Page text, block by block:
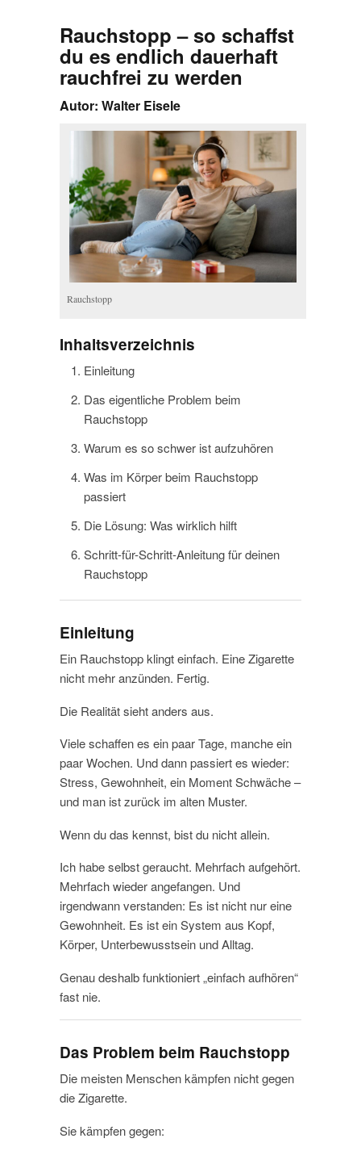
Rauchstopp – so schaffst
du es endlich dauerhaft
rauchfrei zu werden
Autor: Walter Eisele
Rauchstopp
Inhaltsverzeichnis
Einleitung
Das eigentliche Problem beim
Rauchstopp
Warum es so schwer ist aufzuhören
Was im Körper beim Rauchstopp
passiert
Die Lösung: Was wirklich hilft
Schritt-für-Schritt-Anleitung für deinen
Rauchstopp
Einleitung
Ein Rauchstopp klingt einfach. Eine Zigarette
nicht mehr anzünden. Fertig.
Die Realität sieht anders aus.
Viele schaffen es ein paar Tage, manche ein
paar Wochen. Und dann passiert es wieder:
Stress, Gewohnheit, ein Moment Schwäche –
und man ist zurück im alten Muster.
Wenn du das kennst, bist du nicht allein.
Ich habe selbst geraucht. Mehrfach aufgehört.
Mehrfach wieder angefangen. Und
irgendwann verstanden: Es ist nicht nur eine
Gewohnheit. Es ist ein System aus Kopf,
Körper, Unterbewusstsein und Alltag.
Genau deshalb funktioniert „einfach aufhören“
fast nie.
Das Problem beim Rauchstopp
Die meisten Menschen kämpfen nicht gegen
die Zigarette.
Sie kämpfen gegen: